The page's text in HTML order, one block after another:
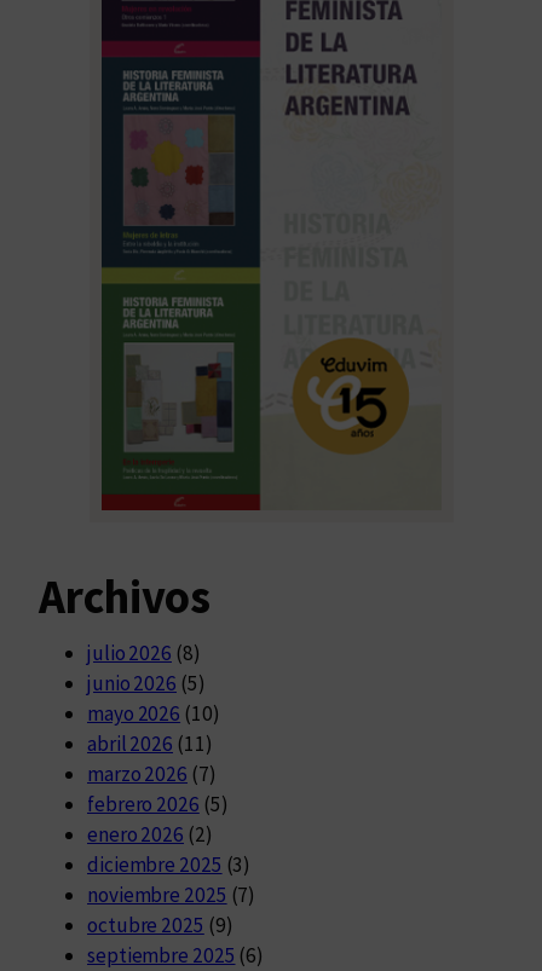
Archivos
julio 2026 (8)
junio 2026 (5)
mayo 2026 (10)
abril 2026 (11)
marzo 2026 (7)
febrero 2026 (5)
enero 2026 (2)
diciembre 2025 (3)
noviembre 2025 (7)
octubre 2025 (9)
septiembre 2025 (6)